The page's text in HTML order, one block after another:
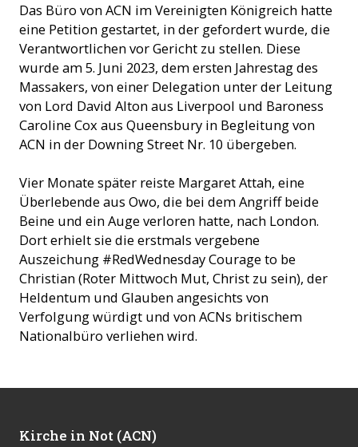
Das Büro von ACN im Vereinigten Königreich hatte
eine Petition gestartet, in der gefordert wurde, die
Verantwortlichen vor Gericht zu stellen. Diese
wurde am 5. Juni 2023, dem ersten Jahrestag des
Massakers, von einer Delegation unter der Leitung
von Lord David Alton aus Liverpool und Baroness
Caroline Cox aus Queensbury in Begleitung von
ACN in der Downing Street Nr. 10 übergeben.
Vier Monate später reiste Margaret Attah, eine
Überlebende aus Owo, die bei dem Angriff beide
Beine und ein Auge verloren hatte, nach London.
Dort erhielt sie die erstmals vergebene
Auszeichung #RedWednesday Courage to be
Christian (Roter Mittwoch Mut, Christ zu sein), der
Heldentum und Glauben angesichts von
Verfolgung würdigt und von ACNs britischem
Nationalbüro verliehen wird.
Kirche in Not (ACN)